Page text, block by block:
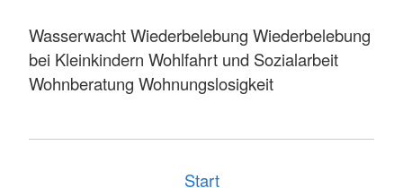
Wasserwacht Wiederbelebung Wiederbelebung
bei Kleinkindern Wohlfahrt und Sozialarbeit
Wohnberatung Wohnungslosigkeit
Start